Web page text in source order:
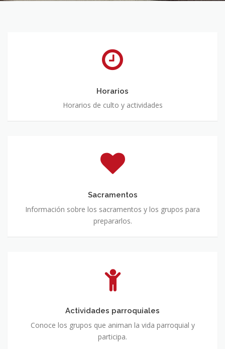
Horarios
Horarios de culto y actividades
Sacramentos
Información sobre los sacramentos y los grupos para
prepararlos.
Actividades parroquiales
Conoce los grupos que animan la vida parroquial y
participa.